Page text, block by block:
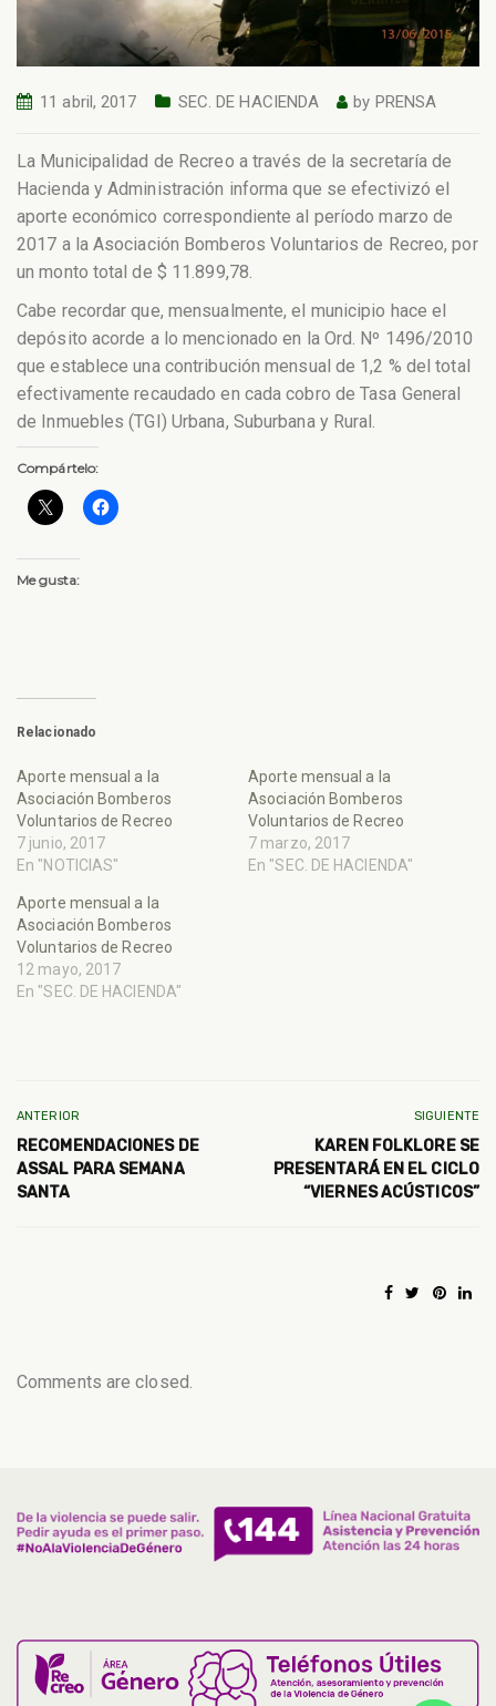
11 abril, 2017 SEC. DE HACIENDA by PRENSA
La Municipalidad de Recreo a través de la secretaría de
Hacienda y Administración informa que se efectivizó el
aporte económico correspondiente al período marzo de
2017 a la Asociación Bomberos Voluntarios de Recreo, por
un monto total de $ 11.899,78.
Cabe recordar que, mensualmente, el municipio hace el
depósito acorde a lo mencionado en la Ord. Nº 1496/2010
que establece una contribución mensual de 1,2 % del total
efectivamente recaudado en cada cobro de Tasa General
de Inmuebles (TGI) Urbana, Suburbana y Rural.
Compártelo:
Me gusta:
Relacionado
Aporte mensual a la
Asociación Bomberos
Voluntarios de Recreo
7 junio, 2017
En "NOTICIAS"
Aporte mensual a la
Asociación Bomberos
Voluntarios de Recreo
7 marzo, 2017
En "SEC. DE HACIENDA"
Aporte mensual a la
Asociación Bomberos
Voluntarios de Recreo
12 mayo, 2017
En "SEC. DE HACIENDA"
ANTERIOR
RECOMENDACIONES DE
ASSAL PARA SEMANA
SANTA
SIGUIENTE
KAREN FOLKLORE SE
PRESENTARÁ EN EL CICLO
“VIERNES ACÚSTICOS”
Comments are closed.